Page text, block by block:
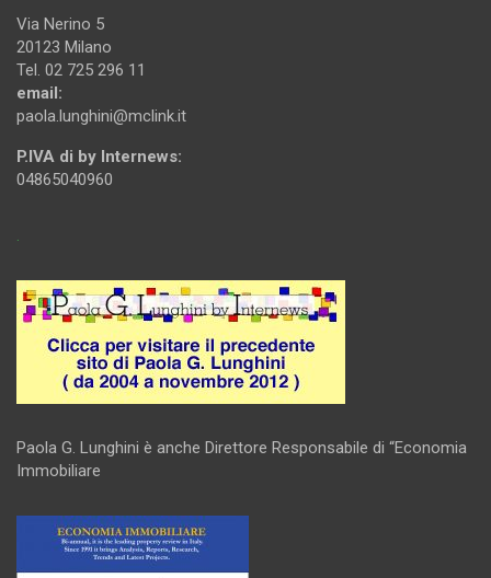
Via Nerino 5
20123 Milano
Tel. 02 725 296 11
email:
paola.lunghini@mclink.it
P.IVA di by Internews:
04865040960
.
Paola G. Lunghini è anche Direttore Responsabile di “Economia
Immobiliare